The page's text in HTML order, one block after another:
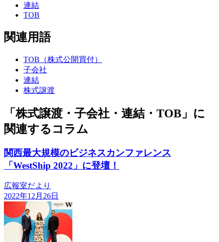
連結
TOB
関連用語
TOB（株式公開買付）
子会社
連結
株式譲渡
「株式譲渡・子会社・連結・TOB」に
関連するコラム
関西最大規模のビジネスカンファレンス
「WestShip 2022」に登壇！
広報室だより
2022年12月26日